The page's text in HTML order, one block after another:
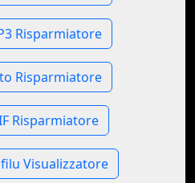
Risparmiatore
Risparmiatore
Risparmiatore
Visualizzatore